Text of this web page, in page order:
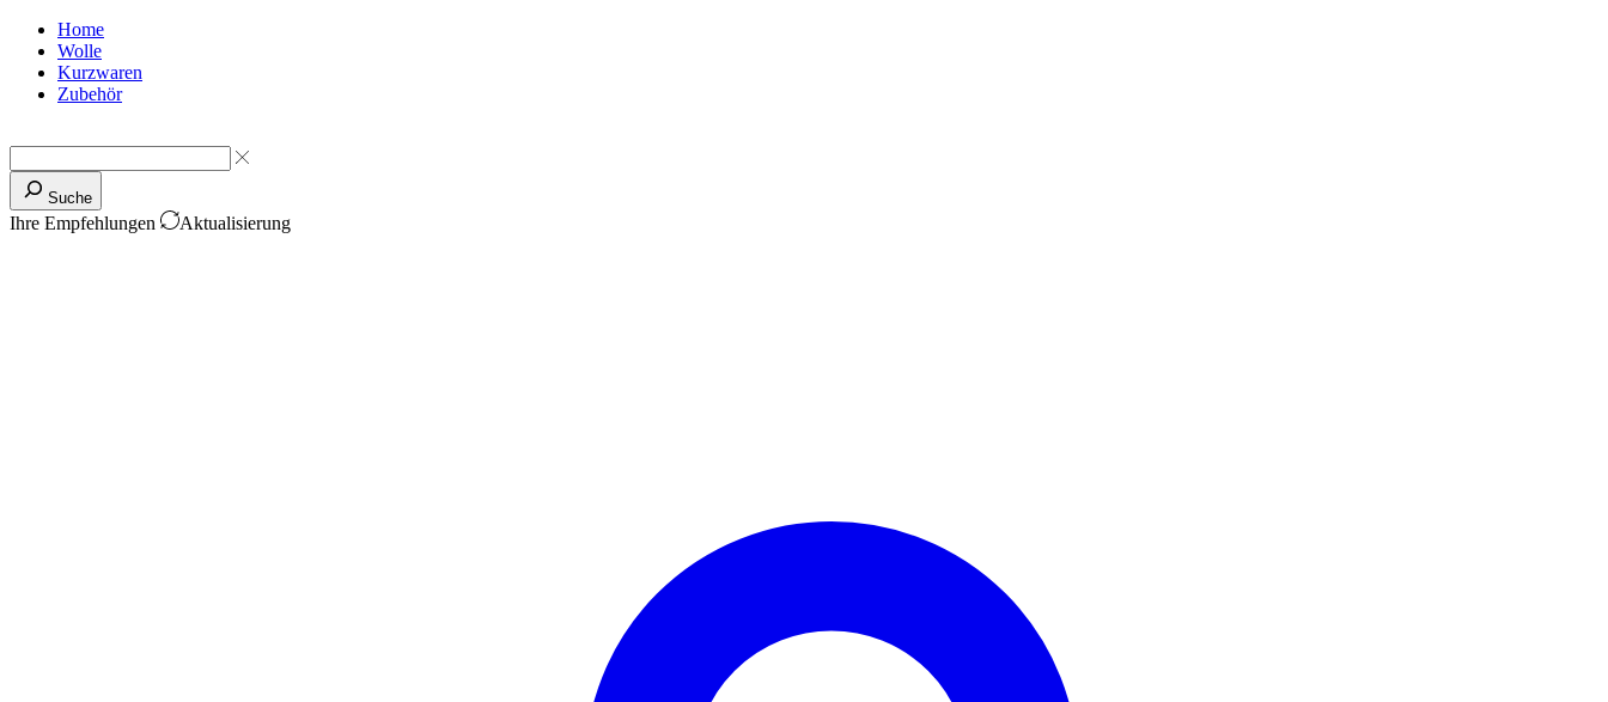
Home
Wolle
Kurzwaren
Zubehör
Suche
Ihre Empfehlungen Aktualisierung